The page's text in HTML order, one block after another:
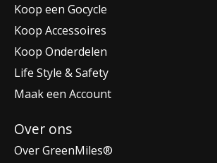
Koop een Gocycle
Koop Accessoires
Koop Onderdelen
Life Style & Safety
Maak een Account
Over ons
Over GreenMiles®